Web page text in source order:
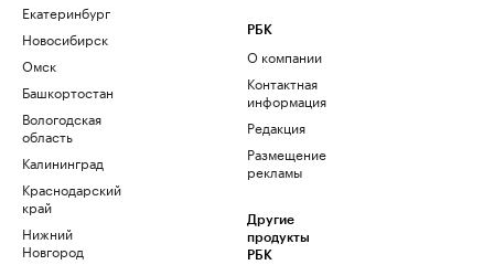
Екатеринбург
Новосибирск
Омск
Башкортостан
Вологодская
область
Калининград
Краснодарский
край
Нижний
Новгород
РБК
О компании
Контактная
информация
Редакция
Размещение
рекламы
Другие
продукты
РБК